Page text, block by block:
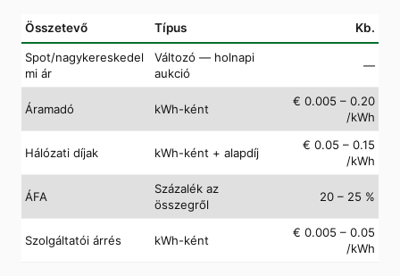
Összetevő Típus Kb.
Spot/nagykereskedel
mi ár
Változó — holnapi
aukció
—
Áramadó kWh-ként
€ 0.005 – 0.20
/kWh
Hálózati díjak kWh-ként + alapdíj
€ 0.05 – 0.15
/kWh
ÁFA
Százalék az
összegről
20 – 25 %
Szolgáltatói árrés kWh-ként
€ 0.005 – 0.05
/kWh